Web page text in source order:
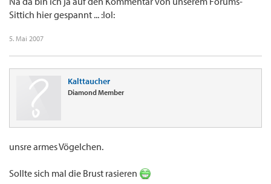
Sittich hier gespannt ... :lol:
5. Mai 2007
Kalttaucher
Diamond Member
unsre armes Vögelchen.
Sollte sich mal die Brust rasieren